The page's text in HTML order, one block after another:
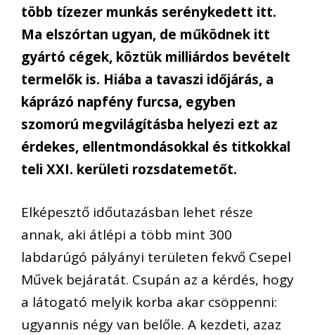
több tízezer munkás serénykedett itt.
Ma elszórtan ugyan, de működnek itt
gyártó cégek, köztük milliárdos bevételt
termelők is. Hiába a tavaszi időjárás, a
káprázó napfény furcsa, egyben
szomorú megvilágításba helyezi ezt az
érdekes, ellentmondásokkal és titkokkal
teli XXI. kerületi rozsdatemetőt.
Elképesztő időutazásban lehet része
annak, aki átlépi a több mint 300
labdarúgó pályányi területen fekvő Csepel
Művek bejáratát. Csupán az a kérdés, hogy
a látogató melyik korba akar csöppenni:
ugyannis négy van belőle. A kezdeti, azaz